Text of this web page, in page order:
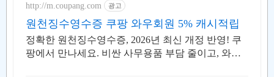
http://m.coupang.com 광고
원천징수영수증 쿠팡 와우회원 5% 캐시적립
정확한 원천징수영수증, 2026년 최신 개정 반영! 쿠
팡에서 만나세요. 비싼 사무용품 부담 줄이고, 와우